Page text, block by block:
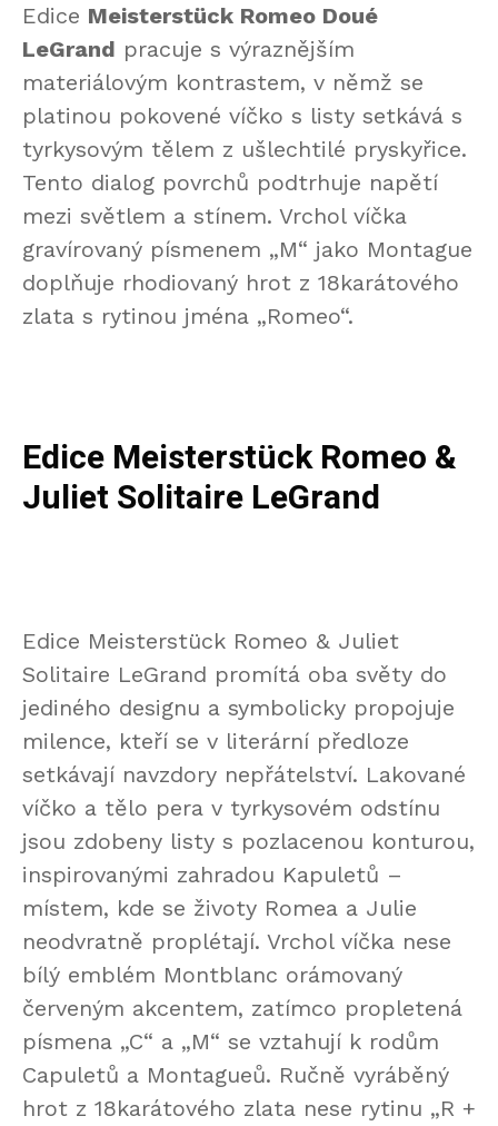
Edice Meisterstück Romeo Doué
LeGrand pracuje s výraznějším
materiálovým kontrastem, v němž se
platinou pokovené víčko s listy setkává s
tyrkysovým tělem z ušlechtilé pryskyřice.
Tento dialog povrchů podtrhuje napětí
mezi světlem a stínem. Vrchol víčka
gravírovaný písmenem „M“ jako Montague
doplňuje rhodiovaný hrot z 18karátového
zlata s rytinou jména „Romeo“.
Edice Meisterstück Romeo &
Juliet Solitaire LeGrand
Edice Meisterstück Romeo & Juliet
Solitaire LeGrand promítá oba světy do
jediného designu a symbolicky propojuje
milence, kteří se v literární předloze
setkávají navzdory nepřátelství. Lakované
víčko a tělo pera v tyrkysovém odstínu
jsou zdobeny listy s pozlacenou konturou,
inspirovanými zahradou Kapuletů –
místem, kde se životy Romea a Julie
neodvratně proplétají. Vrchol víčka nese
bílý emblém Montblanc orámovaný
červeným akcentem, zatímco propletená
písmena „C“ a „M“ se vztahují k rodům
Capuletů a Montagueů. Ručně vyráběný
hrot z 18karátového zlata nese rytinu „R +